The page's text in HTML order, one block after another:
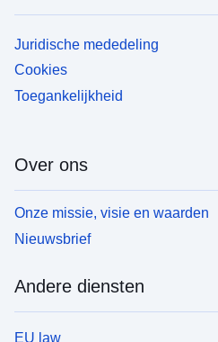
Juridische mededeling
Cookies
Toegankelijkheid
Over ons
Onze missie, visie en waarden
Nieuwsbrief
Andere diensten
EU law